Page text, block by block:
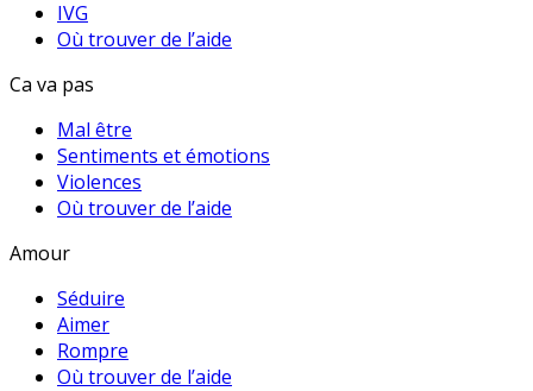
IVG
Où trouver de l’aide
Ca va pas
Mal être
Sentiments et émotions
Violences
Où trouver de l’aide
Amour
Séduire
Aimer
Rompre
Où trouver de l’aide